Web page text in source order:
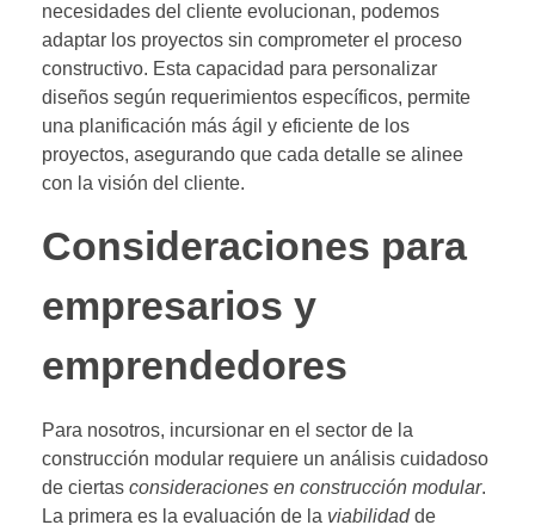
necesidades del cliente evolucionan, podemos
adaptar los proyectos sin comprometer el proceso
constructivo. Esta capacidad para personalizar
diseños según requerimientos específicos, permite
una planificación más ágil y eficiente de los
proyectos, asegurando que cada detalle se alinee
con la visión del cliente.
Consideraciones para
empresarios y
emprendedores
Para nosotros, incursionar en el sector de la
construcción modular requiere un análisis cuidadoso
de ciertas consideraciones en construcción modular.
La primera es la evaluación de la viabilidadde